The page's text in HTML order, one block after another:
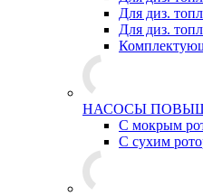
Для диз.
Для диз.
НАСОСЫ
С мокрым
С сухим